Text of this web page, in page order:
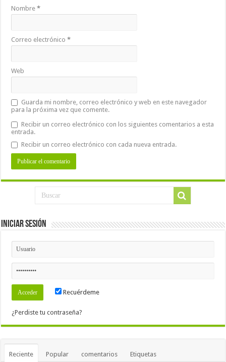
Nombre*
Correo electrónico*
Web
Guarda mi nombre, correo electrónico y web en este navegador
para la próxima vez que comente.
Recibir un correo electrónico con los siguientes comentarios a esta
entrada.
Recibir un correo electrónico con cada nueva entrada.
Iniciar Sesión
Recuérdeme
¿Perdiste tu contraseña?
Reciente Popular comentarios Etiquetas